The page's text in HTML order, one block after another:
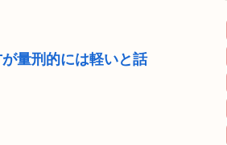
量刑的には軽いと話